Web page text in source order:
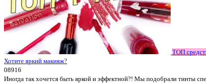
ТОП
Хотите яркий макияж?
08916
Иногда так хочется быть яркой и эффектной?! Мы подобрали тинты